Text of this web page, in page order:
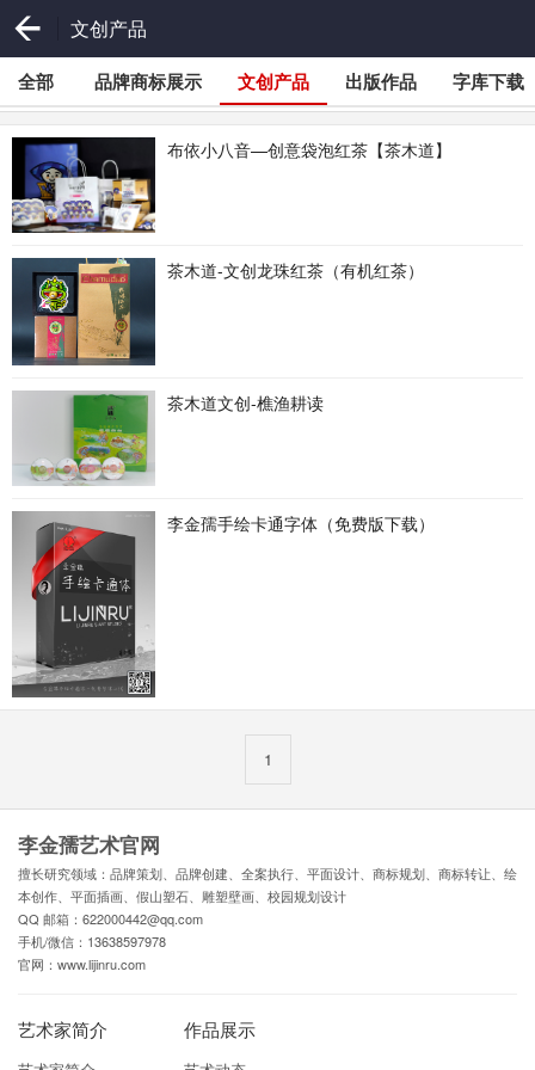
文创产品
全部 品牌商标展示 文创产品 出版作品 字库下载
布依小八音—创意袋泡红茶【茶木道】
茶木道-文创龙珠红茶（有机红茶）
茶木道文创-樵渔耕读
李金孺手绘卡通字体（免费版下载）
1
李金孺艺术官网
擅长研究领域：品牌策划、品牌创建、全案执行、平面设计、商标规划、商标转让、绘
本创作、平面插画、假山塑石、雕塑壁画、校园规划设计
QQ 邮箱：622000442@qq.com
手机/微信：13638597978
官网：www.lijinru.com
艺术家简介 作品展示